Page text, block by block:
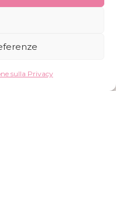
sulla Privacy